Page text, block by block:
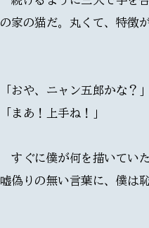
の家の猫だ。丸くて、特徴
「おや、ニャン五郎かな？」
「まあ！上手ね！」
すぐに僕が何を描いてい
嘘偽りの無い言葉に、僕は